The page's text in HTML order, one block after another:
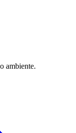
ambiente.